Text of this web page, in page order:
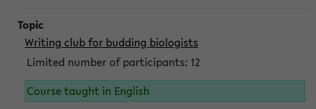
Writing club for budding biologists
Limited number of participants: 12
Course taught in English